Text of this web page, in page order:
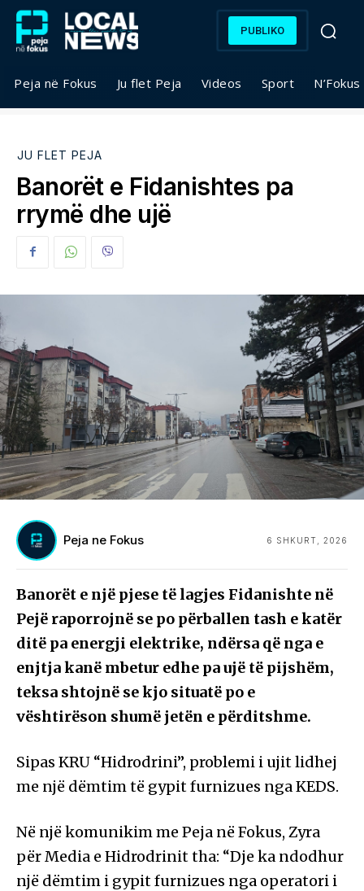
PUBLIKO
Peja në Fokus Ju flet Peja Videos Sport
JU FLET PEJA
Banorët e Fidanishtes pa
rrymë dhe ujë
Peja ne Fokus 6 SHKURT, 2026
Banorët e një pjese të lagjes Fidanishte në
Pejë raporrojnë se po përballen tash e katër
ditë pa energji elektrike, ndërsa që nga e
enjtja kanë mbetur edhe pa ujë të pijshëm,
teksa shtojnë se kjo situatë po e
vështirëson shumë jetën e përditshme.
Sipas KRU “Hidrodrini”, problemi i ujit lidhej
me një dëmtim të gypit furnizues nga KEDS.
Në një komunikim me Peja në Fokus, Zyra
për Media e Hidrodrinit tha: “Dje ka ndodhur
një dëmtim i gypit furnizues nga operatori i